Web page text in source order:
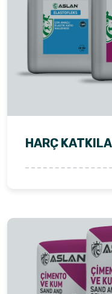
HARÇ